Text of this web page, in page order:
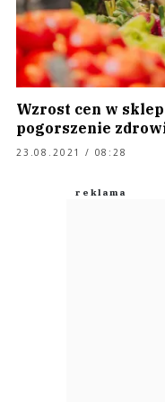
Wzrost cen w
pogorszenie
23.08.2021 / 08:28